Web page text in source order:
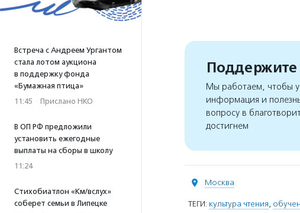
Встреча с Андреем Ургантом
стала лотом аукциона
в поддержку фонда
«Бумажная птица»
11:45 · Прислано НКО
В ОП РФ предложили
установить ежегодные
выплаты на сборы в школу
11:24
Стихобиатлон «Км/вслух»
соберет семьи в Липецке
Мы работаем, чтобы у
информация и
вопросу в
достигнем
Москва
ТЕГИ: культура чтения,